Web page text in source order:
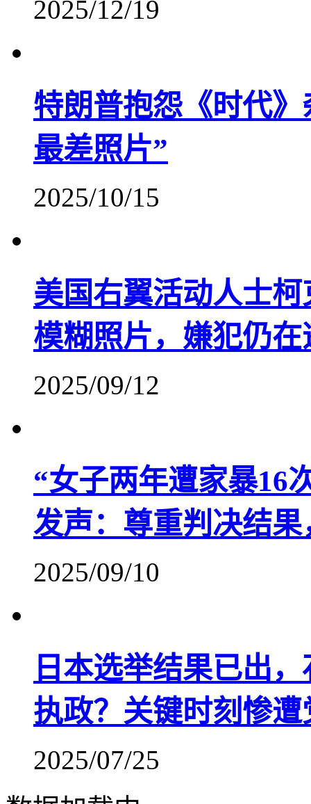
2025/12/19
特朗普抱怨《时代
最差照片”
2025/10/15
美国右翼活动人士
模糊照片，嫌犯仍在
2025/09/12
​“女子两年遭家暴16
发声：尊重判决结
2025/09/10
日本选举结果已出
执政？关键时刻惨遭
2025/07/25